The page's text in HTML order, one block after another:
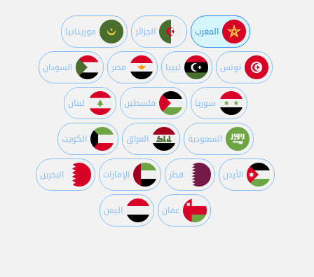
المغرب الجزائر موريتانيا
تونس ليبيا مصر السودان
سوريا فلسطين لبنان
السعودية العراق الكويت
اﻷردن قطر اﻹمارات البحرين
عمان اليمن